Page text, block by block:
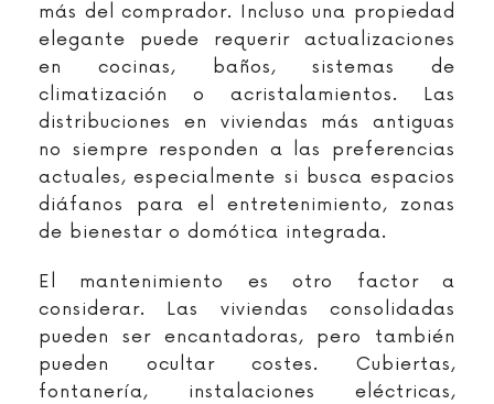
más del comprador. Incluso una propiedad
elegante puede requerir actualizaciones
en cocinas, baños, sistemas de
climatización o acristalamientos. Las
distribuciones en viviendas más antiguas
no siempre responden a las preferencias
actuales, especialmente si busca espacios
diáfanos para el entretenimiento, zonas
de bienestar o domótica integrada.
El mantenimiento es otro factor a
considerar. Las viviendas consolidadas
pueden ser encantadoras, pero también
pueden ocultar costes. Cubiertas,
fontanería, instalaciones eléctricas,